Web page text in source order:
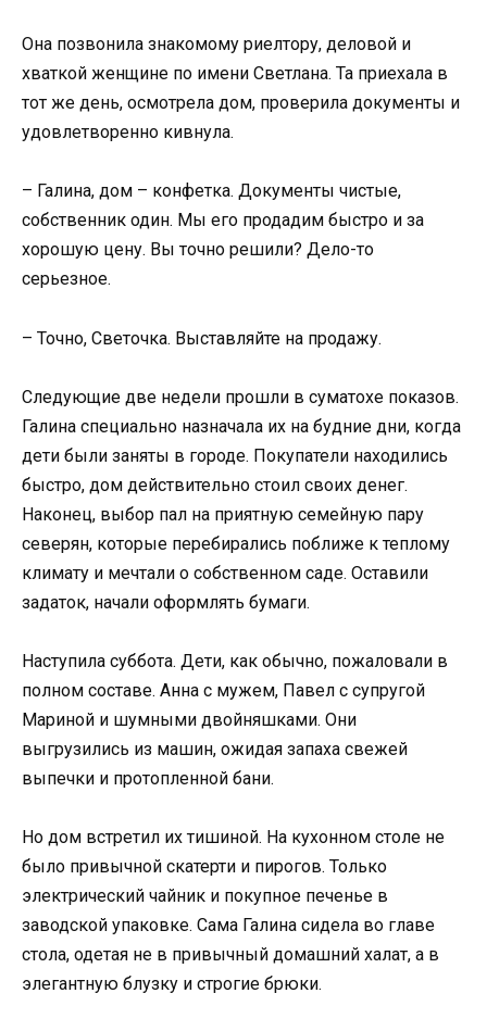
Она позвонила знакомому риелтору, деловой и
хваткой женщине по имени Светлана. Та приехала в
тот же день, осмотрела дом, проверила документы и
удовлетворенно кивнула.
– Галина, дом – конфетка. Документы чистые,
собственник один. Мы его продадим быстро и за
хорошую цену. Вы точно решили? Дело-то
серьезное.
– Точно, Светочка. Выставляйте на продажу.
Следующие две недели прошли в суматохе показов.
Галина специально назначала их на будние дни, когда
дети были заняты в городе. Покупатели находились
быстро, дом действительно стоил своих денег.
Наконец, выбор пал на приятную семейную пару
северян, которые перебирались поближе к теплому
климату и мечтали о собственном саде. Оставили
задаток, начали оформлять бумаги.
Наступила суббота. Дети, как обычно, пожаловали в
полном составе. Анна с мужем, Павел с супругой
Мариной и шумными двойняшками. Они
выгрузились из машин, ожидая запаха свежей
выпечки и протопленной бани.
Но дом встретил их тишиной. На кухонном столе не
было привычной скатерти и пирогов. Только
электрический чайник и покупное печенье в
заводской упаковке. Сама Галина сидела во главе
стола, одетая не в привычный домашний халат, а в
элегантную блузку и строгие брюки.